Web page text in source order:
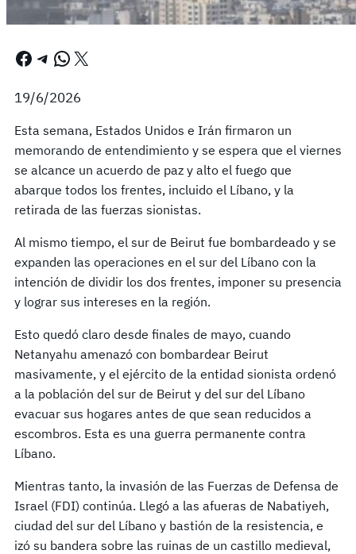
Facebook Telegram WhatsApp X
19/6/2026
Esta semana, Estados Unidos e Irán firmaron un
memorando de entendimiento y se espera que el viernes
se alcance un acuerdo de paz y alto el fuego que
abarque todos los frentes, incluido el Líbano, y la
retirada de las fuerzas sionistas.
Al mismo tiempo, el sur de Beirut fue bombardeado y se
expanden las operaciones en el sur del Líbano con la
intención de dividir los dos frentes, imponer su presencia
y lograr sus intereses en la región.
Esto quedó claro desde finales de mayo, cuando
Netanyahu amenazó con bombardear Beirut
masivamente, y el ejército de la entidad sionista ordenó
a la población del sur de Beirut y del sur del Líbano
evacuar sus hogares antes de que sean reducidos a
escombros. Esta es una guerra permanente contra
Líbano.
Mientras tanto, la invasión de las Fuerzas de Defensa de
Israel (FDI) continúa. Llegó a las afueras de Nabatiyeh,
ciudad del sur del Líbano y bastión de la resistencia, e
izó su bandera sobre las ruinas de un castillo medieval,